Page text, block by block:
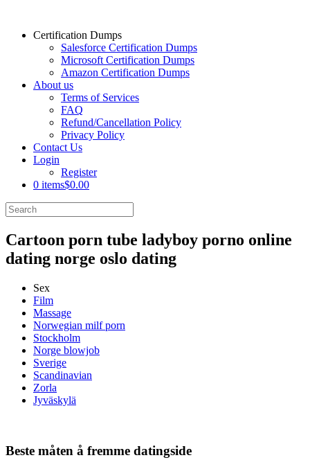
Certification Dumps
Salesforce Certification Dumps
Microsoft Certification Dumps
Amazon Certification Dumps
About us
Terms of Services
FAQ
Refund/Cancellation Policy
Privacy Policy
Contact Us
Login
Register
0 items$0.00
Cartoon porn tube ladyboy porno online
dating norge oslo dating
Sex
Film
Massage
Norwegian milf porn
Stockholm
Norge blowjob
Sverige
Scandinavian
Zorla
Jyväskylä
Beste måten å fremme datingside